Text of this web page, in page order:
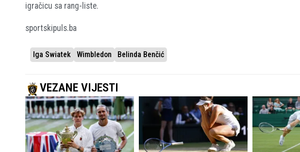
igračicu sa rang-liste.
sportskipuls.ba
Iga Swiatek Wimbledon Belinda Benčić
VEZANE VIJESTI